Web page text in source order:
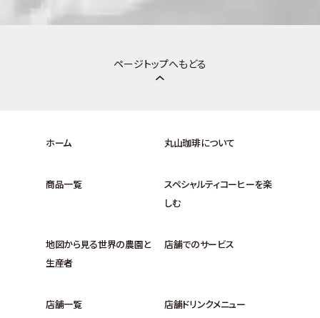
ページトップへもどる
ホーム 丸山珈琲について
商品一覧
スペシャルティコーヒーを楽
しむ
地図から見る世界の農園と
生産者
店舗でのサービス
店舗一覧 店舗ドリンクメニュー